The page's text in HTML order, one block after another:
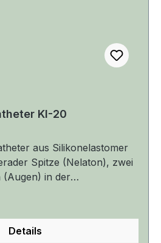
von 4.5 von 5 Sternen
KI-20
aus Silikonelastomer
Spitze (Nelaton), zwei
(Augen) in der
beiliegend: ein
Verschluss des
weicher Katheter, mit
cm und einer
Details